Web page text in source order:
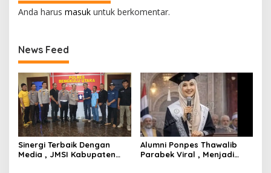
Anda harus masuk untuk berkomentar.
News Feed
Sinergi Terbaik Dengan
Media , JMSI Kabupaten
Alumni Ponpes Thawalib
Parabek Viral , Menjadi